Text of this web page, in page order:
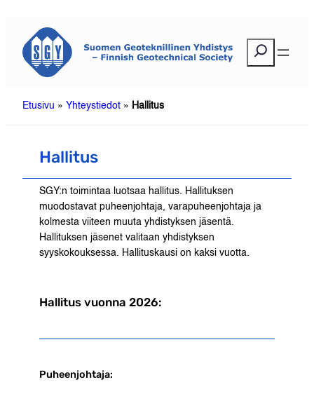
sisältöön
Etusivu » Yhteystiedot » Hallitus
Hallitus
SGY:n toimintaa luotsaa hallitus. Hallituksen
muodostavat puheenjohtaja, varapuheenjohtaja ja
kolmesta viiteen muuta yhdistyksen jäsentä.
Hallituksen jäsenet valitaan yhdistyksen
syyskokouksessa. Hallituskausi on kaksi vuotta.
Hallitus vuonna 2026:
Puheenjohtaja: